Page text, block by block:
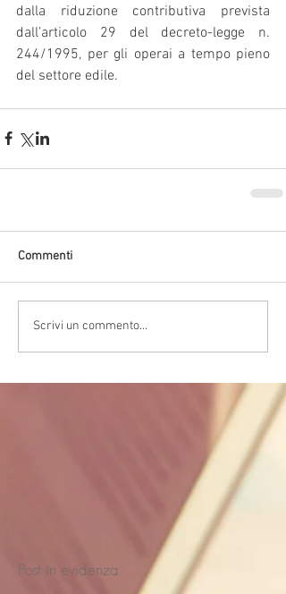
dalla riduzione contributiva prevista
dall’articolo 29 del decreto-legge n.
244/1995, per gli operai a tempo pieno
del settore edile.
Commenti
Scrivi un commento...
Post in evidenza